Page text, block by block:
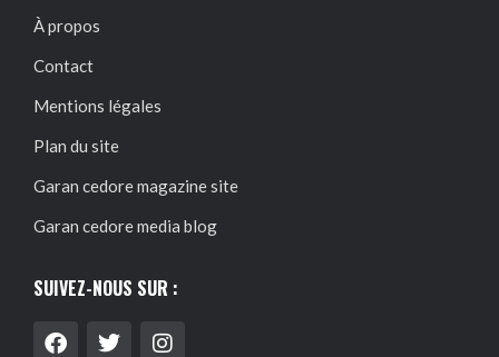
À propos
Contact
Mentions légales
Plan du site
Garan cedore magazine site
Garan cedore media blog
SUIVEZ-NOUS SUR :